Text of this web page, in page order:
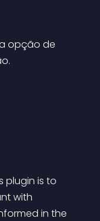
opção de
plugin is to
with
in the